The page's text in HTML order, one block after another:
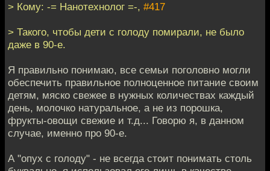
> Кому: -= Нанотехнолог =-, #417
> Такого, чтобы дети с голоду помирали, не было
даже в 90-е.
Я правильно понимаю, все семьи поголовно могли
обеспечить правильное полноценное питание своим
детям, мяско свежее в нужных количествах каждый
день, молочко натуральное, а не из порошка,
фрукты-овощи свежие и т.д... Говорю я, в данном
случае, именно про 90-е.
А "опух с голоду" - не всегда стоит понимать столь